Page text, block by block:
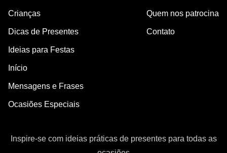
Crianças
Dicas de Presentes
Ideias para Festas
Início
Mensagens e Frases
Ocasiões Especiais
Quem nos patrocina
Contato
Inspire-se com ideias práticas de presentes para todas as